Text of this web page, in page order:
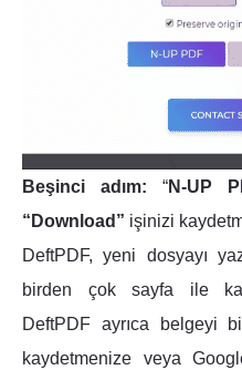
Beşinci adım: “N-UP
“Download” işinizi
DeftPDF, yeni dosyayı
birden çok sayfa ile
DeftPDF ayrıca belgeyi
kaydetmenize veya